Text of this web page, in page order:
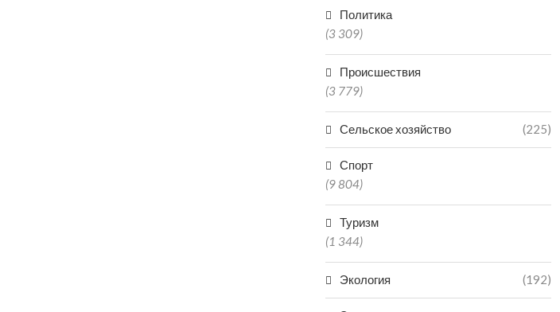
Политика
(3 309)
Происшествия
(3 779)
Сельское хозяйство (225)
Спорт
(9 804)
Туризм
(1 344)
Экология (192)